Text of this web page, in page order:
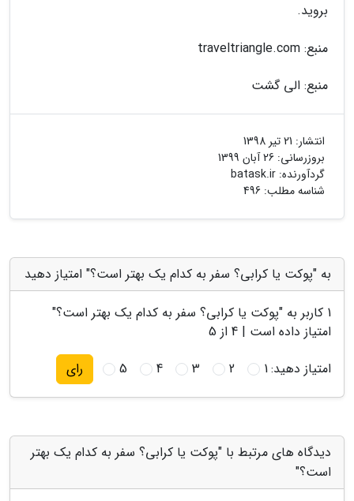
بروید.
منبع: traveltriangle.com
منبع: الی گشت
انتشار: 21 تیر 1398
بروزرسانی: 26 آبان 1399
گردآورنده: batask.ir
شناسه مطلب: 496
به "پوکت یا کرابی؟ سفر به کدام یک بهتر است؟" امتیاز دهید
1 کاربر به "پوکت یا کرابی؟ سفر به کدام یک بهتر است؟"
امتیاز داده است | 4 از 5
امتیاز دهید:1
2
3
4
5 رای
دیدگاه های مرتبط با "پوکت یا کرابی؟ سفر به کدام یک بهتر
است؟"